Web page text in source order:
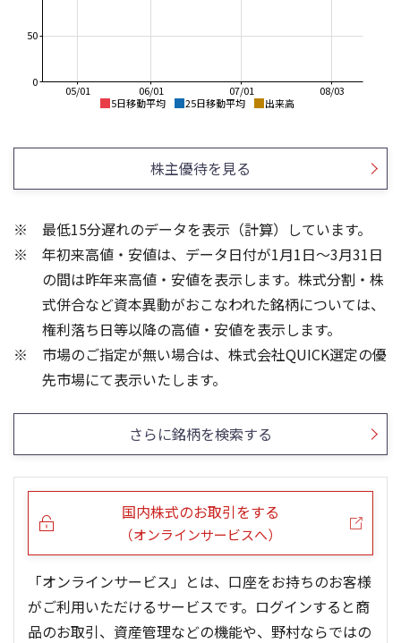
5日移動平均 25日移動平均 出来高
08/03
07/01
06/01
05/01
0
50
25/12
25/10
25/08
25/06
25/04
0
20
60
80
24/01
23/01
22/01
21/01
0
20
60
80
株主優待を見る
最低15分遅れのデータを表示（計算）しています。
年初来高値・安値は、データ日付が1月1日～3月31日
の間は昨年来高値・安値を表示します。株式分割・株
式併合など資本異動がおこなわれた銘柄については、
権利落ち日等以降の高値・安値を表示します。
市場のご指定が無い場合は、株式会社QUICK選定の優
先市場にて表示いたします。
さらに銘柄を検索する
国内株式のお取引をする
（オンラインサービスへ）
「オンラインサービス」とは、口座をお持ちのお客様
がご利用いただけるサービスです。ログインすると商
品のお取引、資産管理などの機能や、野村ならではの